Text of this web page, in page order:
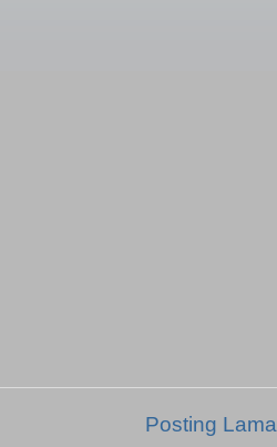
Posting Lama